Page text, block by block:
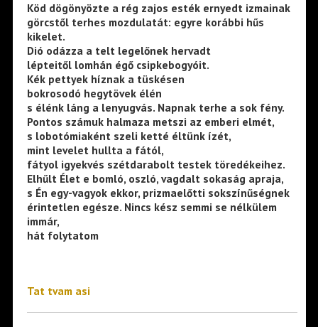
Köd dögönyözte a rég zajos esték ernyedt izmainak
görcstől terhes mozdulatát: egyre korábbi hűs
kikelet.
Dió odázza a telt legelőnek hervadt
lépteitől lomhán égő csipkebogyóit.
Kék pettyek híznak a tüskésen
bokrosodó hegytövek élén
s élénk láng a lenyugvás. Napnak terhe a sok fény.
Pontos számuk halmaza metszi az emberi elmét,
s lobotómiaként szeli ketté éltünk ízét,
mint levelet hullta a fától,
fátyol igyekvés szétdarabolt testek töredékeihez.
Elhűlt Élet e bomló, oszló, vagdalt sokaság apraja,
s Én egy-vagyok ekkor, prizmaelőtti sokszínűségnek
érintetlen egésze. Nincs kész semmi se nélkülem
immár,
hát folytatom
Tat tvam asi